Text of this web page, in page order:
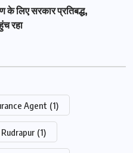
के लिए सरकार प्रतिबद्ध,
रहा
Agent (1)
(1)